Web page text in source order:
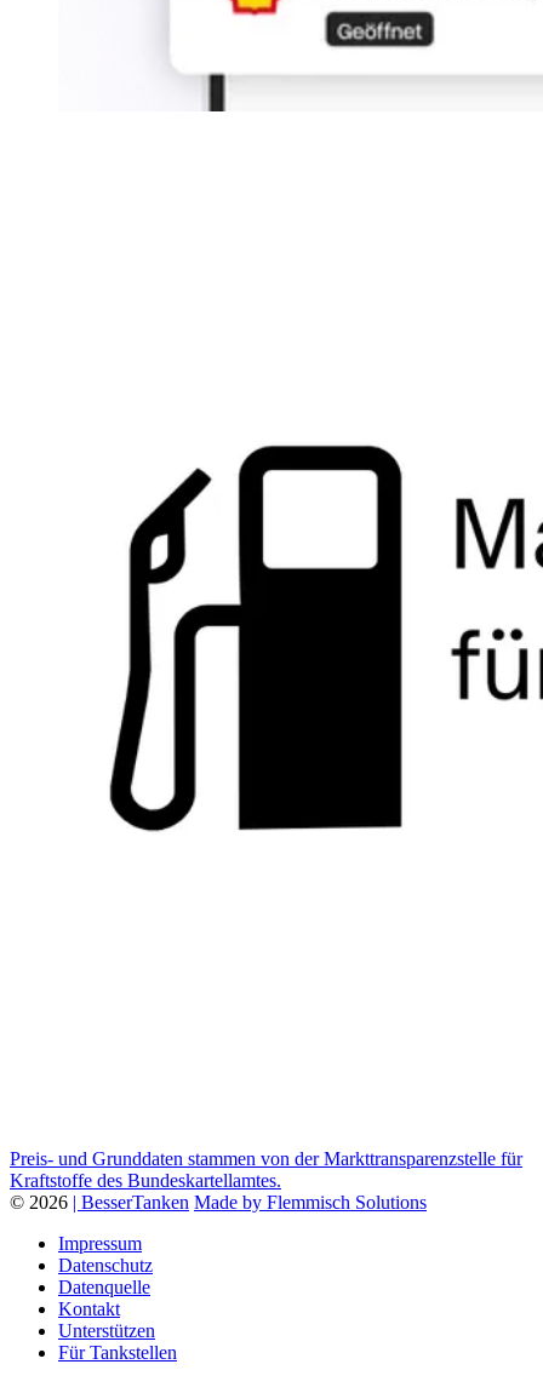
Preis- und Grunddaten stammen von der Markttransparenzstelle für
Kraftstoffe des Bundeskartellamtes.
© 2026 | BesserTanken Made by Flemmisch Solutions
Impressum
Datenschutz
Datenquelle
Kontakt
Unterstützen
Für Tankstellen